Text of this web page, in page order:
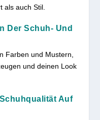
als auch Stil.
Der Schuh- Und
Farben und Mustern,
und deinen Look
Auf